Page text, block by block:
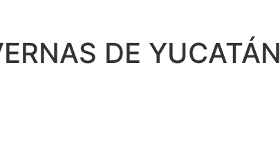
DE YUCATÁN